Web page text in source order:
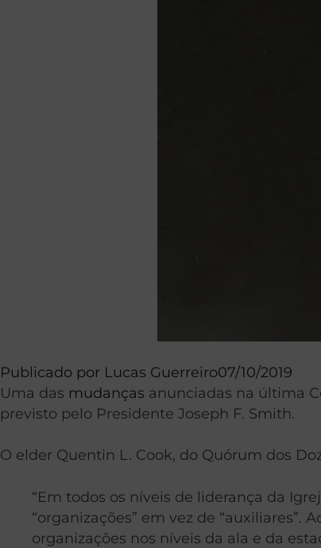
Publicado por Lucas Guerreiro07/10/2019
Uma das mudanças anunciadas na última
previsto pelo Presidente Joseph F. Smith.
O elder Quentin L. Cook, do Quórum dos
“Em todos os níveis de liderança da
“organizações” em vez de “auxiliares”.
organizações nos níveis da ala e da